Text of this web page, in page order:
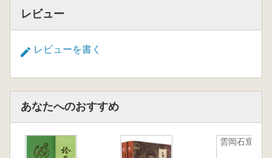
レビュー
レビューを書く
あなたへのおすすめ
雲岡石窟